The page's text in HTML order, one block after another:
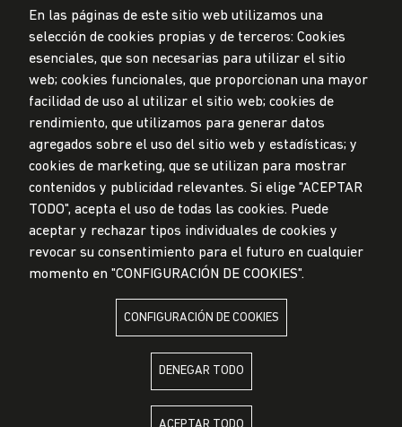
Privacidad de datos personales
Mesa de partes
© Universidad de Lima, 2024
Todos los derechos reservados
Diseñado por Partners
LA UNIVERSIDAD DE LIMA ES MIEMBRO DE
En las páginas de este sitio web utilizamos una
selección de cookies propias y de terceros: Cookies
esenciales, que son necesarias para utilizar el sitio
web; cookies funcionales, que proporcionan una mayor
facilidad de uso al utilizar el sitio web; cookies de
rendimiento, que utilizamos para generar datos
agregados sobre el uso del sitio web y estadísticas; y
cookies de marketing, que se utilizan para mostrar
contenidos y publicidad relevantes. Si elige "ACEPTAR
TODO", acepta el uso de todas las cookies. Puede
aceptar y rechazar tipos individuales de cookies y
revocar su consentimiento para el futuro en cualquier
momento en "CONFIGURACIÓN DE COOKIES".
CONFIGURACIÓN DE COOKIES
DENEGAR TODO